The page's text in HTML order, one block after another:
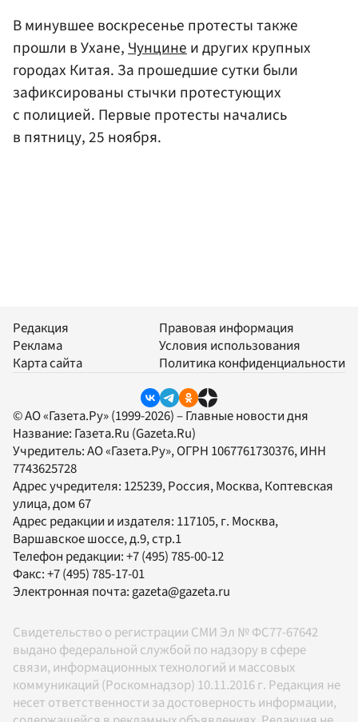
В минувшее воскресенье протесты также
прошли в Ухане,Чунцинеи других крупных
городах Китая. За прошедшие сутки были
зафиксированы стычки протестующих
с полицией. Первые протесты начались
в пятницу, 25 ноября.
Редакция
Реклама
Карта сайта
Правовая информация
Условия использования
Политика конфиденциальности
© АО «Газета.Ру» (1999-2026) – Главные новости дня
Название: Газета.Ru (Gazeta.Ru)
Учредитель:АО «Газета.Ру», ОГРН 1067761730376, ИНН
7743625728
Адрес учредителя: 125239, Россия, Москва, Коптевская
улица, дом 67
Адрес редакции и издателя: 117105, г. Москва,
Варшавское шоссе, д.9, стр.1
Телефон редакции:+7 (495) 785-00-12
Факс:+7 (495) 785-17-01
Электронная почта:gazeta@gazeta.ru
Свидетельство о регистрации СМИ Эл № ФС77-67642
выдано федеральной службой по надзору в сфере
связи, информационных технологий и массовых
коммуникаций (Роскомнадзор) 10.11.2016 г. Редакция не
несет ответственности за достоверность информации,